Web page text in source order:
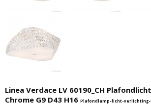
Linea Verdace LV 60190_CH
Chrome G9 D43 H16 Plafondlamp-licht-